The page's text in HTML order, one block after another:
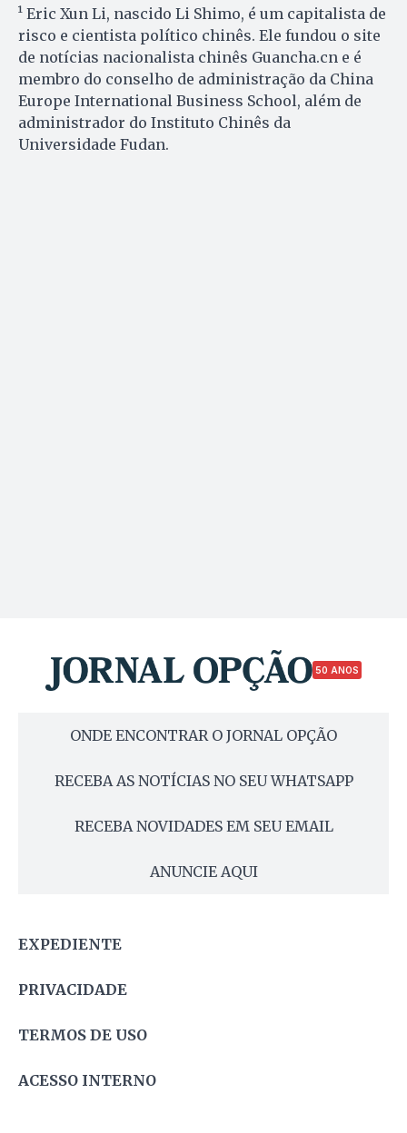
¹ Eric Xun Li, nascido Li Shimo, é um capitalista de
risco e cientista político chinês. Ele fundou o site
de notícias nacionalista chinês Guancha.cn e é
membro do conselho de administração da China
Europe International Business School, além de
administrador do Instituto Chinês da
Universidade Fudan.
50 ANOS
ONDE ENCONTRAR O JORNAL OPÇÃO
RECEBA AS NOTÍCIAS NO SEU WHATSAPP
RECEBA NOVIDADES EM SEU EMAIL
ANUNCIE AQUI
EXPEDIENTE
PRIVACIDADE
TERMOS DE USO
ACESSO INTERNO